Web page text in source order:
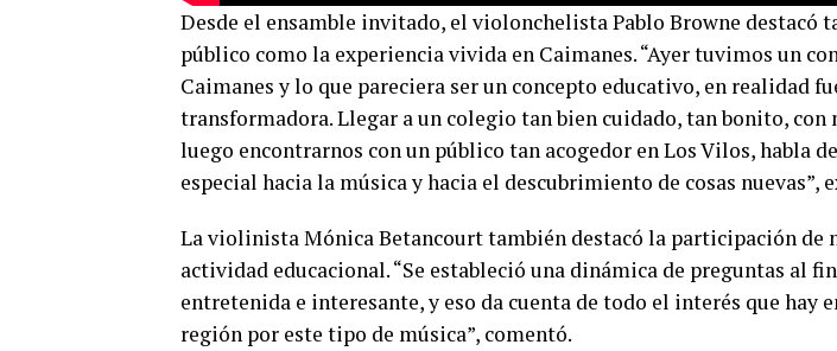
Desde el ensamble invitado, el violonchelista Pablo Browne destacó
público como la experiencia vivida en Caimanes. “Ayer tuvimos un
Caimanes y lo que pareciera ser un concepto educativo, en realidad
transformadora. Llegar a un colegio tan bien cuidado, tan bonito, con
luego encontrarnos con un público tan acogedor en Los Vilos, habla
especial hacia la música y hacia el descubrimiento de cosas nuevas”,
La violinista Mónica Betancourt también destacó la participación de
actividad educacional. “Se estableció una dinámica de preguntas al
entretenida e interesante, y eso da cuenta de todo el interés que hay
región por este tipo de música”, comentó.